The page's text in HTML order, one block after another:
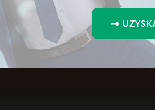
działania i szybkie
czasie dostał klarowną